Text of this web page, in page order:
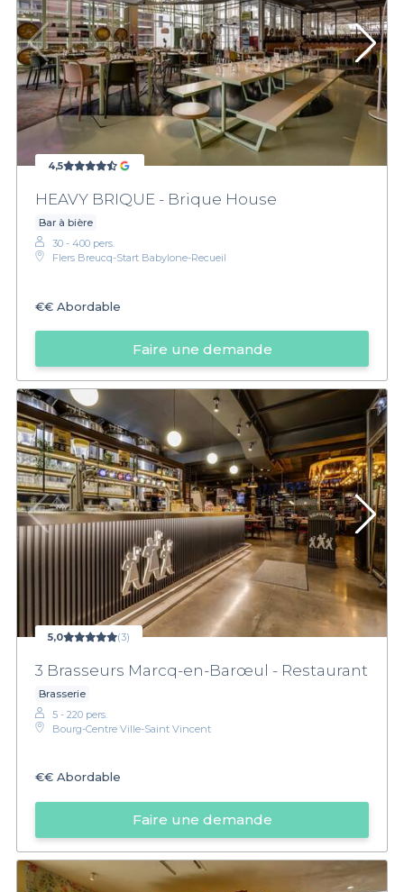
4,5
HEAVY BRIQUE - Brique House
Bar à bière
30 - 400 pers.
Flers Breucq-Start Babylone-Recueil
€€ Abordable
Faire une demande
5,0 (3)
3 Brasseurs Marcq-en-Barœul - Restaurant
Brasserie
5 - 220 pers.
Bourg-Centre Ville-Saint Vincent
€€ Abordable
Faire une demande